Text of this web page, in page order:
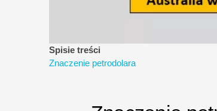
Spisie treści
Znaczenie petrodolara